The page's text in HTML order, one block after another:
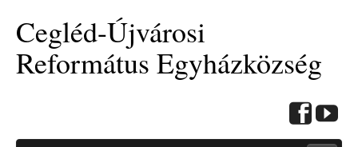
Cegléd-Újvárosi
Református Egyházközség